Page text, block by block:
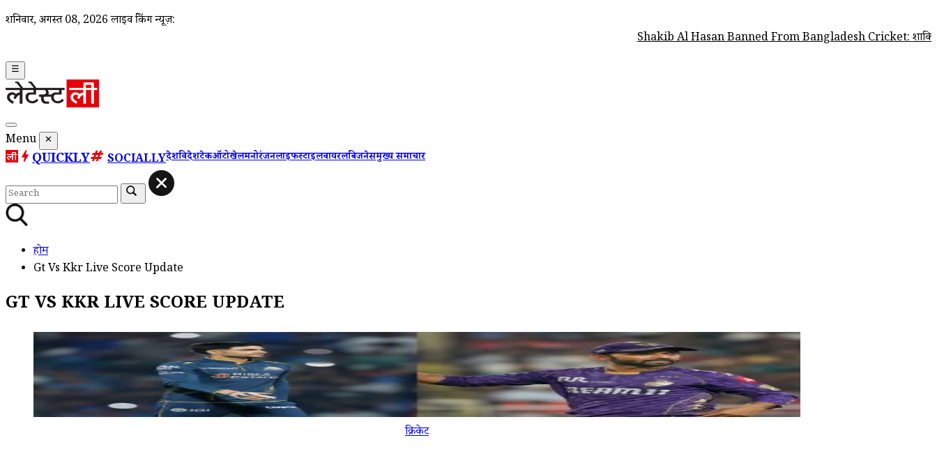
शनिवार, अगस्त 08, 2026 लाइव ब्रेकिंग न्यूज़:
Shakib Al Hasan Banned From Bangladesh Cricket: शाकिब अल हसन पर
☰
Menu ✕
QUICKLY SOCIALLYदेशविदेशटेकऑटोखेलमनोरंजनलाइफस्टाइलवायरलबिजनेसमुख्य समाचार
होम
Gt Vs Kkr Live Score Update
GT VS KKR LIVE SCORE UPDATE
क्रिकेट